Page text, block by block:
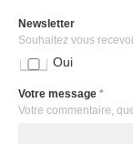
Newsletter
Souhaitez vous
Oui
Votre message *
Votre commentaire,